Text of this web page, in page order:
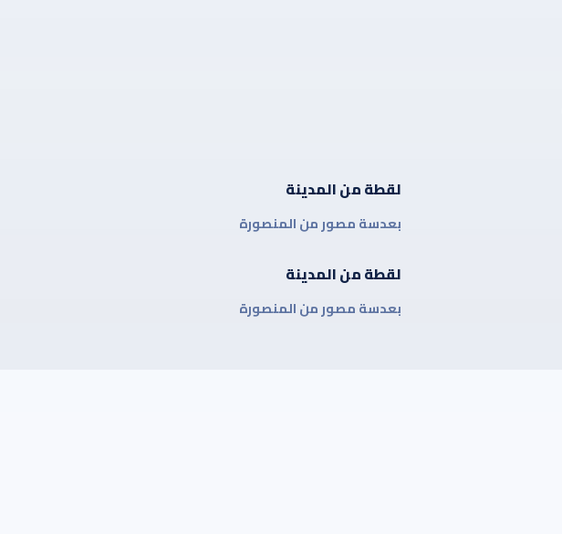
لقطة من المدينة
بعدسة مصور من المنصورة
لقطة من المدينة
بعدسة مصور من المنصورة